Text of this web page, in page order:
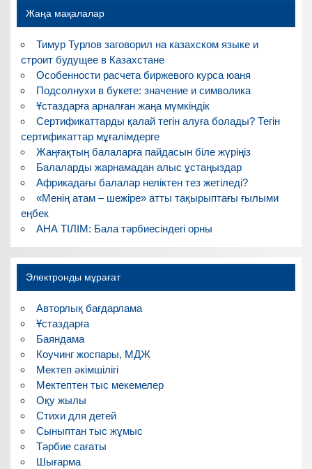
Жаңа мақалалар
Тимур Турлов заговорил на казахском языке и
строит будущее в Казахстане
Особенности расчета биржевого курса юаня
Подсолнухи в букете: значение и символика
Ұстаздарға арналған жаңа мүмкіндік
Сертификаттарды қалай тегін алуға болады? Тегін
сертификаттар мұғалімдерге
Жаңғақтың балаларға пайдасын біле жүріңіз
Балаларды жарнамадан алыс ұстаңыздар
Африкадағы балалар неліктен тез жетіледі?
«Менің атам – шежіре» атты тақырыптағы ғылыми
еңбек
АНА ТІЛІМ: Бала тәрбиесіндегі орны
Электронды мұрағат
Авторлық бағдарлама
Ұстаздарға
Баяндама
Коучинг жоспары, МДЖ
Мектеп әкімшілігі
Мектептен тыс мекемелер
Оқу жылы
Стихи для детей
Сыныптан тыс жұмыс
Тәрбие сағаты
Шығарма